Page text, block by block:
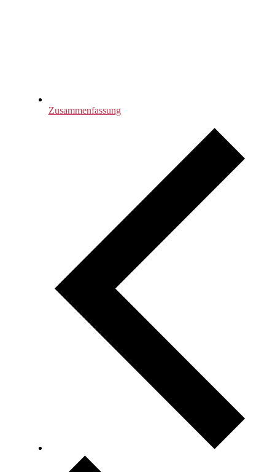
Zusammenfassung